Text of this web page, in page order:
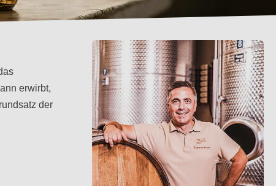
erwirbt,
der